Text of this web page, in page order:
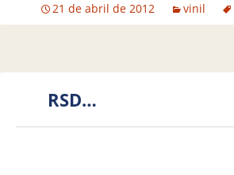
21 de abril de 2012 vinil
RSD…